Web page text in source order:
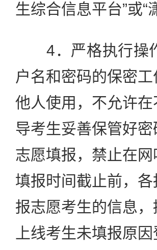
生综合信息平台”或“
4．严格执行操作
户名和密码的保密
他人使用，不允许
导考生妥善保管好
志愿填报，禁止在
填报时间截止前，
报志愿考生的信息
上线考生未填报原